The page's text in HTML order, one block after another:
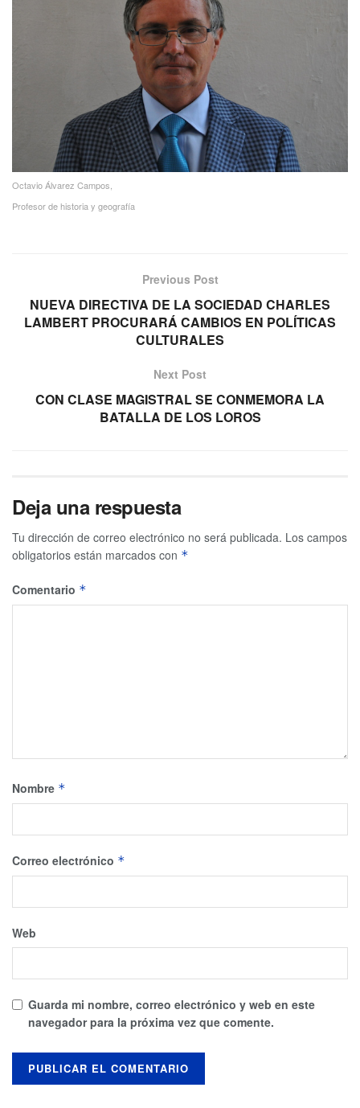
Octavio Álvarez Campos,
Profesor de historia y geografía
Previous Post
NUEVA DIRECTIVA DE LA SOCIEDAD CHARLES
LAMBERT PROCURARÁ CAMBIOS EN POLÍTICAS
CULTURALES
Next Post
CON CLASE MAGISTRAL SE CONMEMORA LA
BATALLA DE LOS LOROS
Deja una respuesta
Tu dirección de correo electrónico no será publicada. Los campos
obligatorios están marcados con *
Comentario *
Nombre *
Correo electrónico *
Web
Guarda mi nombre, correo electrónico y web en este
navegador para la próxima vez que comente.